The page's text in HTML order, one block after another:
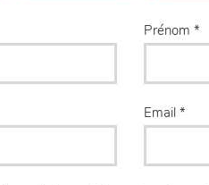
Prénom
Email